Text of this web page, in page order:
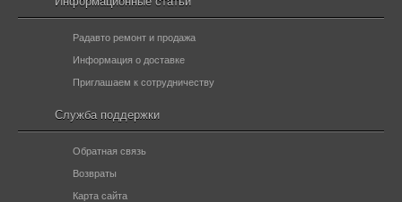
Радавто ремонт и продажа
Информация о доставке
Приглашаем к сотрудничеству
Служба поддержки
Обратная связь
Возвраты
Карта сайта